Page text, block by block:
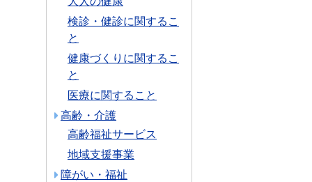
検診・健診に関するこ
と
健康づくりに関するこ
と
医療に関すること
高齢・介護
高齢福祉サービス
地域支援事業
障がい・福祉